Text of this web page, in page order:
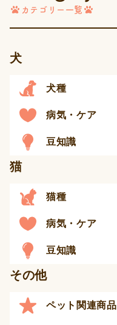
カテゴリー一覧
犬
犬種
病気・ケア
豆知識
猫
猫種
病気・ケア
豆知識
その他
ペット関連商品